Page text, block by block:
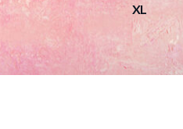
XL